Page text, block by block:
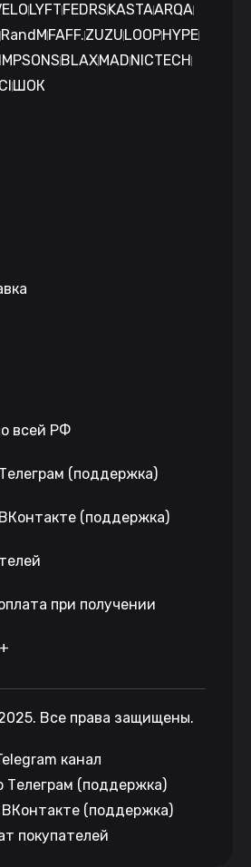
LYFT FEDRS KASTAARQA
RandM FAFF.ZUZU LOOPHYPE
BLAXMAD NICTECH
ШОК
всей РФ
(поддержка)
(поддержка)
при получении
Все права защищены.
канал
Телеграм (поддержка)
(поддержка)
покупателей